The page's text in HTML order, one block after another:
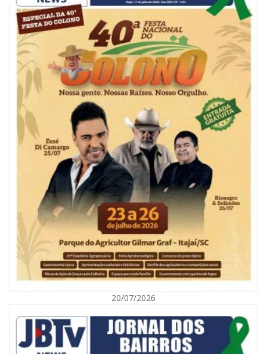
07/08/2026 | 07:00
Saúde de BC promove mutirão de DIU e Implanon na UBS Municípios
neste sábado
BALNEÁRIO CAMBORIÚ
20/07/2026